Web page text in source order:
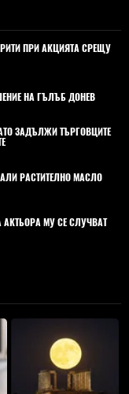
ПРИ АКЦИЯТА СРЕЩУ
НА ГЪЛЪБ ДОНЕВ
ЗАДЪЛЖИ ТЪРГОВЦИТЕ
РАСТИТЕЛНО МАСЛО
АКТЬОРА МУ СЕ СЛУЧВАТ